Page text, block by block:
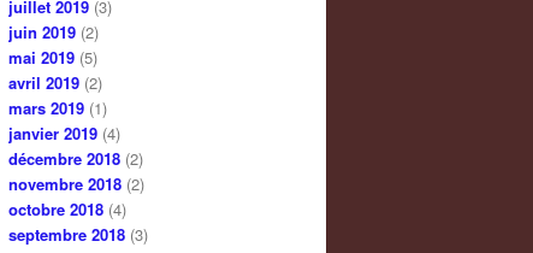
juillet 2019 (3)
juin 2019 (2)
mai 2019 (5)
avril 2019 (2)
mars 2019 (1)
janvier 2019 (4)
décembre 2018 (2)
novembre 2018 (2)
octobre 2018 (4)
septembre 2018 (3)